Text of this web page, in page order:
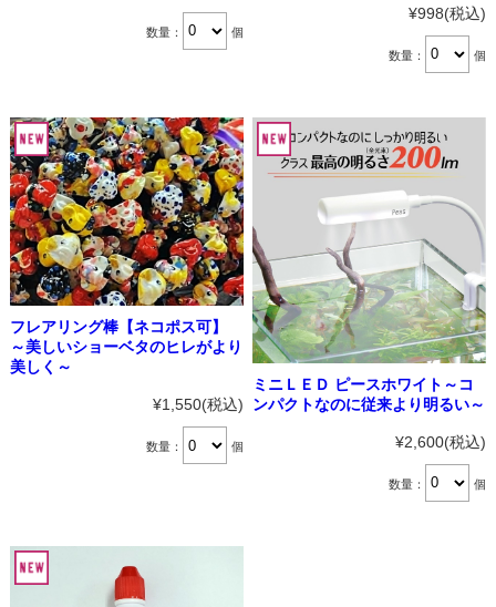
数量： 個
¥998(税込)
数量： 個
フレアリング棒【ネコポス可】
～美しいショーベタのヒレがより
美しく～
¥1,550(税込)
数量： 個
ミニＬＥＤ ピースホワイト～コ
ンパクトなのに従来より明るい～
¥2,600(税込)
数量： 個